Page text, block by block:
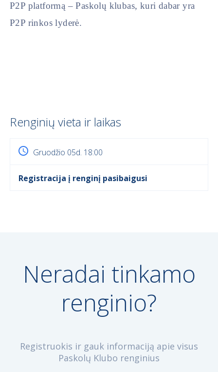
P2P platformą – Paskolų klubas, kuri dabar yra
P2P rinkos lyderė.
Renginių vieta ir laikas
Gruodžio 05d. 18:00
Registracija į renginį pasibaigusi
Neradai tinkamo
renginio?
Registruokis ir gauk informaciją apie visus
Paskolų Klubo renginius